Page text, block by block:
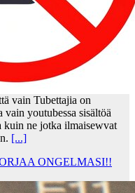
vain Tubettajia on
youtubessa sisältöä
kuin ne jotka ilmaisewvat
[...]
ONGELMASI!!